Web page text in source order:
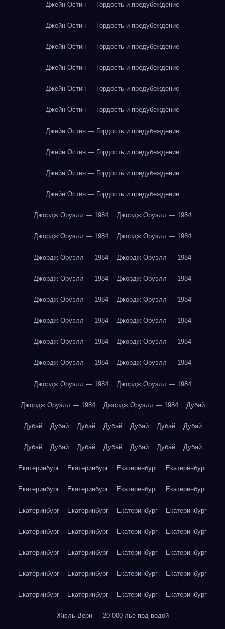
Джейн Остин — Гордость и предубеждение
Джейн Остин — Гордость и предубеждение
Джейн Остин — Гордость и предубеждение
Джейн Остин — Гордость и предубеждение
Джейн Остин — Гордость и предубеждение
Джейн Остин — Гордость и предубеждение
Джейн Остин — Гордость и предубеждение
Джейн Остин — Гордость и предубеждение
Джейн Остин — Гордость и предубеждение
Джейн Остин — Гордость и предубеждение
Джордж Оруэлл — 1984 Джордж Оруэлл — 1984
Джордж Оруэлл — 1984 Джордж Оруэлл — 1984
Джордж Оруэлл — 1984 Джордж Оруэлл — 1984
Джордж Оруэлл — 1984 Джордж Оруэлл — 1984
Джордж Оруэлл — 1984 Джордж Оруэлл — 1984
Джордж Оруэлл — 1984 Джордж Оруэлл — 1984
Джордж Оруэлл — 1984 Джордж Оруэлл — 1984
Джордж Оруэлл — 1984 Джордж Оруэлл — 1984
Джордж Оруэлл — 1984 Джордж Оруэлл — 1984
Джордж Оруэлл — 1984 Джордж Оруэлл — 1984 Дубай
Дубай Дубай Дубай Дубай Дубай Дубай Дубай
Дубай Дубай Дубай Дубай Дубай Дубай Дубай
Екатеринбург Екатеринбург Екатеринбург Екатеринбург
Екатеринбург Екатеринбург Екатеринбург Екатеринбург
Екатеринбург Екатеринбург Екатеринбург Екатеринбург
Екатеринбург Екатеринбург Екатеринбург Екатеринбург
Екатеринбург Екатеринбург Екатеринбург Екатеринбург
Екатеринбург Екатеринбург Екатеринбург Екатеринбург
Екатеринбург Екатеринбург Екатеринбург Екатеринбург
Жюль Верн — 20 000 лье под водой